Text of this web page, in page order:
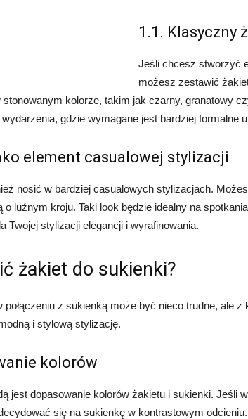
1.1. Klasyczny
Jeśli chcesz stworzyć
możesz zestawić
kolorze, takim jak czarny, granatowy
gdzie wymagane jest bardziej formalne
element casualowej stylizacji
nosić w bardziej casualowych stylizacjach.
o luźnym kroju. Taki look będzie idealny na
Twojej stylizacji elegancji i wyrafinowania.
żakiet do sukienki?
połączeniu z sukienką może być nieco trudne, ale
i stylową stylizację.
kolorów
jest dopasowanie kolorów żakietu i sukienki. Jeśli
się na sukienkę w kontrastowym